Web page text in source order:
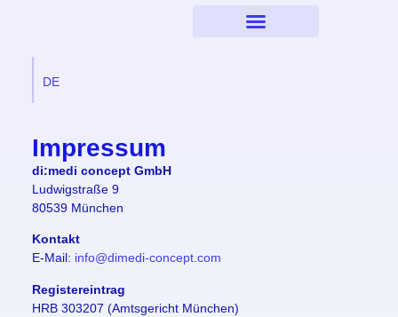
DE
EN
Impressum
di:medi concept GmbH
Ludwigstraße 9
80539 München
Kontakt
E-Mail: info@dimedi-concept.com
Registereintrag
HRB 303207 (Amtsgericht München)